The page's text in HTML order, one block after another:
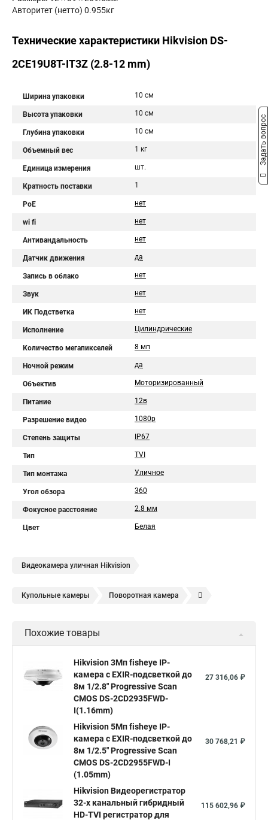
Авторитет (нетто) 0.955кг
Технические характеристики Hikvision DS-
2CE19U8T-IT3Z (2.8-12 mm)
Ширина упаковки 10 см
Высота упаковки 10 см
Глубина упаковки 10 см
Объемный вес 1 кг
Единица измерения шт.
Кратность поставки 1
PoE нет
wi fi нет
Антивандальность нет
Датчик движения да
Запись в облако нет
Звук нет
ИК Подстветка нет
Исполнение Цилиндрические
Количество мегапикселей 8 мп
Ночной режим да
Объектив Моторизированный
Питание 12в
Разрешение видео 1080p
Степень защиты IP67
Тип TVI
Тип монтажа Уличное
Угол обзора 360
Фокусное расстояние 2.8 мм
Цвет Белая
Видеокамера уличная Hikvision
Купольные камеры Поворотная камера
Камера видеонаблюдения hikvision
Hikvision купить Hikvision уличная ip камера
Hikvision poe
Hikvision 2 8 mm Hikvision camera Hikvision 2cd1148 i b
Видеонаблюдение Ip видеокамеры
Hikvision 2cd2142fwd
Hikvision ds 2cd1148 hikvision ds 2cd1148 i b
hikvision ds 2cd2042wd i Видеокамера hikvision
Похожие товары
Hikvision 3Мп fisheye IP-
камера c EXIR-подсветкой до
8м 1/2.8" Progressive Scan
CMOS DS-2CD2935FWD-
I(1.16mm)
27 316,06 ₽
Hikvision 5Мп fisheye IP-
камера c EXIR-подсветкой до
8м 1/2.5" Progressive Scan
CMOS DS-2CD2955FWD-I
(1.05mm)
30 768,21 ₽
Hikvision Видеорегистратор
32-х канальный гибридный
HD-TVI регистратор для
115 602,96 ₽
Задать вопрос